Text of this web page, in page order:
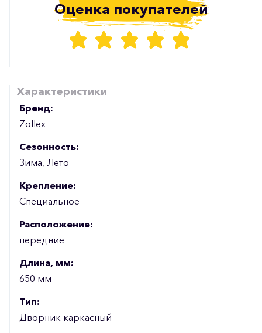
Оценка покупателей
Характеристики
Бренд:
Zollex
Сезонность:
Зима, Лето
Крепление:
Специальное
Расположение:
передние
Длина, мм:
650 мм
Тип:
Дворник каркасный